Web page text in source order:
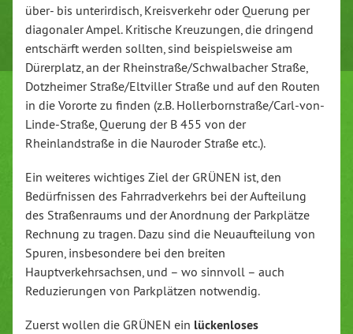
über- bis unterirdisch, Kreisverkehr oder Querung per
diagonaler Ampel. Kritische Kreuzungen, die dringend
entschärft werden sollten, sind beispielsweise am
Dürerplatz, an der Rheinstraße/Schwalbacher Straße,
Dotzheimer Straße/Eltviller Straße und auf den Routen
in die Vororte zu finden (z.B. Hollerbornstraße/Carl-von-
Linde-Straße, Querung der B 455 von der
Rheinlandstraße in die Nauroder Straße etc.).
Ein weiteres wichtiges Ziel der GRÜNEN ist, den
Bedürfnissen des Fahrradverkehrs bei der Aufteilung
des Straßenraums und der Anordnung der Parkplätze
Rechnung zu tragen. Dazu sind die Neuaufteilung von
Spuren, insbesondere bei den breiten
Hauptverkehrsachsen, und – wo sinnvoll – auch
Reduzierungen von Parkplätzen notwendig.
Zuerst wollen die GRÜNEN ein lückenloses